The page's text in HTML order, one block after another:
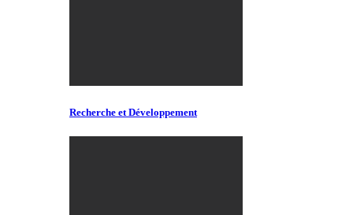
Recherche et Développement